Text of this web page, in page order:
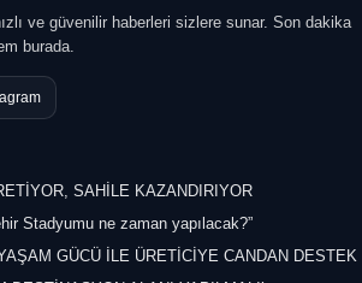
ve güvenilir haberleri sizlere sunar. Son dakika
burada.
SAHİLE KAZANDIRIYOR
Stadyumu ne zaman yapılacak?”
GÜCÜ İLE ÜRETİCİYE CANDAN DESTEK